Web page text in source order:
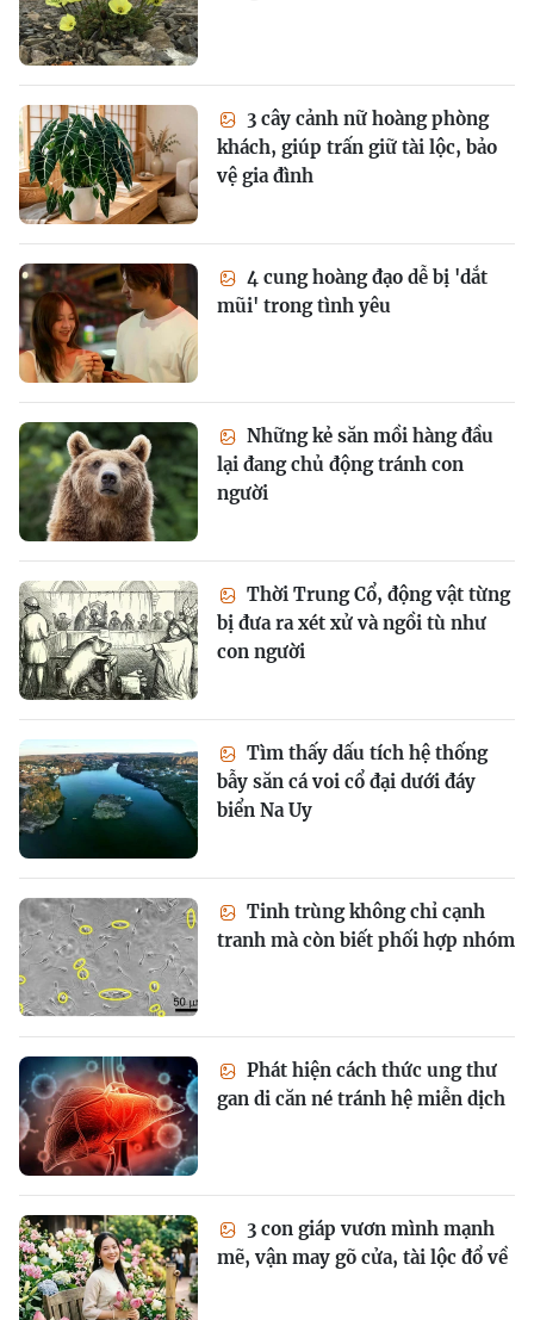
3 cây cảnh nữ hoàng phòng
khách, giúp trấn giữ tài lộc, bảo
vệ gia đình
4 cung hoàng đạo dễ bị 'dắt
mũi' trong tình yêu
Những kẻ săn mồi hàng đầu
lại đang chủ động tránh con
người
Thời Trung Cổ, động vật từng
bị đưa ra xét xử và ngồi tù như
con người
Tìm thấy dấu tích hệ thống
bẫy săn cá voi cổ đại dưới đáy
biển Na Uy
Tinh trùng không chỉ cạnh
tranh mà còn biết phối hợp nhóm
Phát hiện cách thức ung thư
gan di căn né tránh hệ miễn dịch
3 con giáp vươn mình mạnh
mẽ, vận may gõ cửa, tài lộc đổ về